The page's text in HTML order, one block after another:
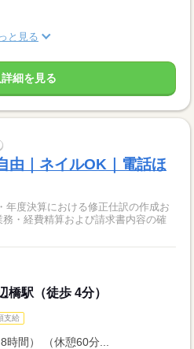
と見る
細を見る
由｜ネイルOK｜電話ほ
年度決算における修正仕訳の作成お
・経費精算および請求書内容の確
橋駅（徒歩 4分）
支給
間） （休憩60分...